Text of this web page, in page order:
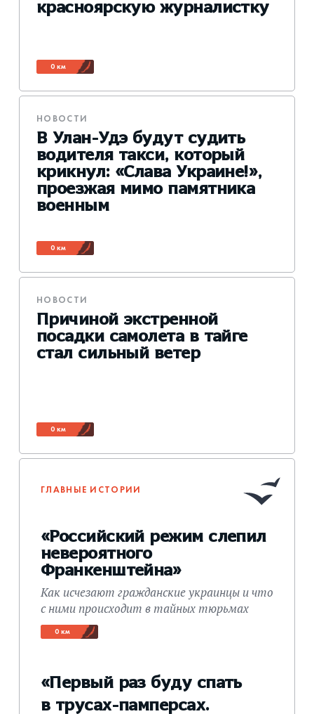
красноярскую журналистку
0 км
НОВОСТИ
В Улан-Удэ будут судить
водителя такси, который
крикнул: «Слава Украине!»,
проезжая мимо памятника
военным
0 км
НОВОСТИ
Причиной экстренной
посадки самолета в тайге
стал сильный ветер
0 км
ГЛАВНЫЕ ИСТОРИИ
«Российский режим слепил
невероятного
Франкенштейна»
Как исчезают гражданские украинцы и что
с ними происходит в тайных тюрьмах
0 км
«Первый раз буду спать
в трусах-памперсах.